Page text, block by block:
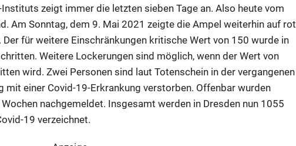
zeigt immer die letzten sieben Tage an. Also heute vom
Am Sonntag, dem 9. Mai 2021 zeigte die Ampel weiterhin auf rot
für weitere Einschränkungen kritische Wert von 150 wurde in
Weitere Lockerungen sind möglich, wenn der Wert von
wird. Zwei Personen sind laut Totenschein in der vergangenen
mit einer Covid-19-Erkrankung verstorben. Offenbar wurden
nachgemeldet. Insgesamt werden in Dresden nun 1055
19 verzeichnet.